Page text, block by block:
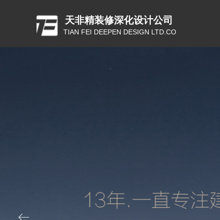
TIAN FEI DEEPEN DESIGN LTD.CO
天非精装修深化设计公司